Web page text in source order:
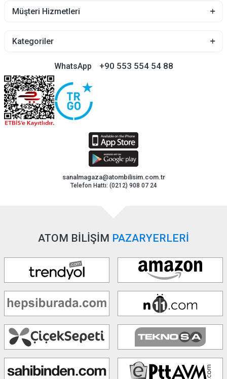
Müşteri Hizmetleri
Kategoriler
WhatsApp +90 553 554 54 88
sanalmagaza@atombilisim.com.tr
Telefon Hattı: (0212) 908 07 24
ATOM BİLİŞİM PAZARYERLERİ